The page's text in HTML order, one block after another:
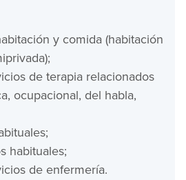
y comida (habitación
de terapia relacionados
ocupacional, del habla,
habituales;
de enfermería.